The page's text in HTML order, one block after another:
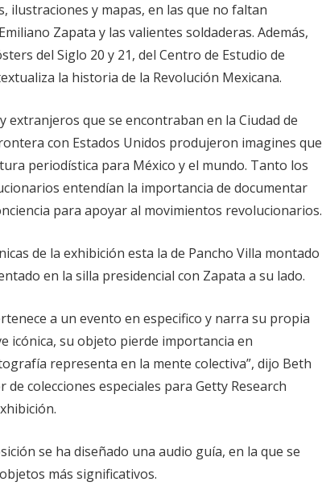
ilustraciones y mapas, en las que no faltan
Zapata y las valientes soldaderas. Además,
del Siglo 20 y 21, del Centro de Estudio de
la historia de la Revolución Mexicana.
extranjeros que se encontraban en la Ciudad de
con Estados Unidos produjeron imagines que
periodística para México y el mundo. Tanto los
entendían la importancia de documentar
para apoyar al movimientos revolucionarios.
de la exhibición esta la de Pancho Villa montado
en la silla presidencial con Zapata a su lado.
a un evento en especifico y narra su propia
icónica, su objeto pierde importancia en
representa en la mente colectiva”, dijo Beth
colecciones especiales para Getty Research
se ha diseñado una audio guía, en la que se
más significativos.